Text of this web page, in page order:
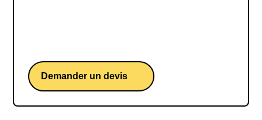
Demander un devis